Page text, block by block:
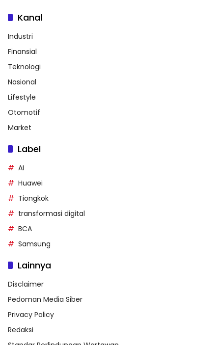
Kanal
Industri
Finansial
Teknologi
Nasional
Lifestyle
Otomotif
Market
Label
AI
Huawei
Tiongkok
transformasi digital
BCA
Samsung
Lainnya
Disclaimer
Pedoman Media Siber
Privacy Policy
Redaksi